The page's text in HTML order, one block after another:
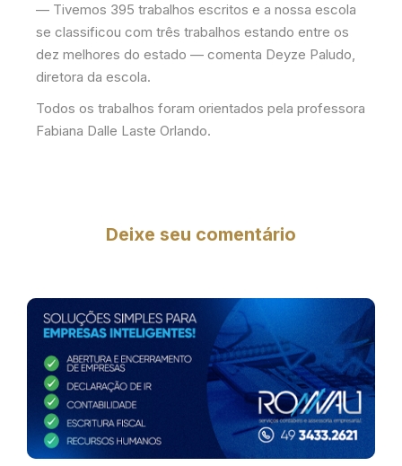
— Tivemos 395 trabalhos escritos e a nossa escola
se classificou com três trabalhos estando entre os
dez melhores do estado — comenta Deyze Paludo,
diretora da escola.
Todos os trabalhos foram orientados pela professora
Fabiana Dalle Laste Orlando.
Deixe seu comentário